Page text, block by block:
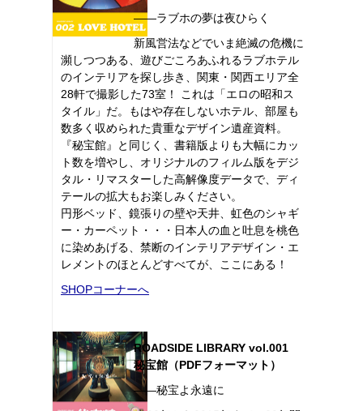
――ラブホの夢は夜ひらく
新風営法などでいま絶滅の危機に
瀕しつつある、遊びごころあふれるラブホテル
のインテリアを探し歩き、関東・関西エリア全
28軒で撮影した73室！ これは「エロの昭和ス
タイル」だ。もはや存在しないホテル、部屋も
数多く収められた貴重なデザイン遺産資料。
『秘宝館』と同じく、書籍版よりも大幅にカッ
ト数を増やし、オリジナルのフィルム版をデジ
タル・リマスターした高解像度データで、ディ
テールの拡大もお楽しみください。
円形ベッド、鏡張りの壁や天井、虹色のシャギ
ー・カーペット・・・日本人の血と吐息を桃色
に染めあげる、禁断のインテリアデザイン・エ
レメントのほとんどすべてが、ここにある！
SHOPコーナーへ
ROADSIDE LIBRARY vol.001
秘宝館（PDFフォーマット）
――秘宝よ永遠に